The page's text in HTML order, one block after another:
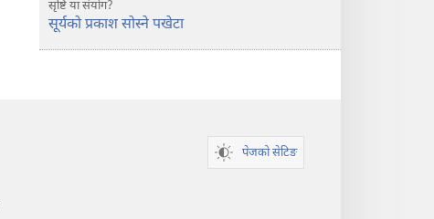
सृष्टि या संयोग?
सूर्यको प्रकाश सोस्ने पखेटा
पेजको सेटिङ